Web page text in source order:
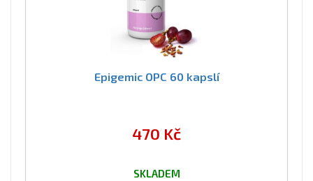
Epigemic OPC 60 kapslí
470 Kč
SKLADEM